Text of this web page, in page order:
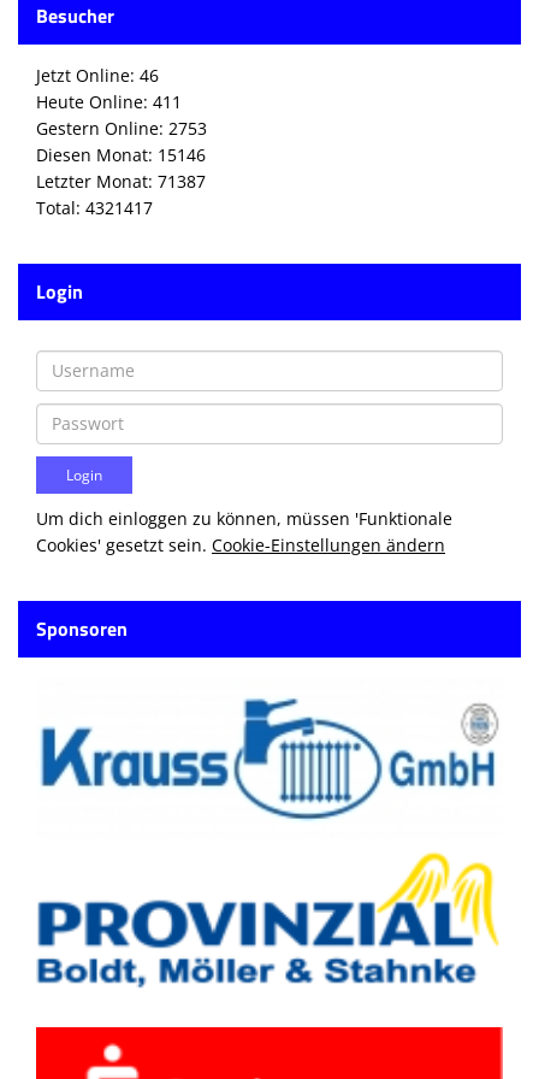
Die SpecialHaie
Teams
Trainer
ALLE SPIELE
HAIE TV
NEWSLETTER
DIE HAIE I Intern
Partner
Besucher
Jetzt Online: 46
Heute Online: 411
Gestern Online: 2753
Diesen Monat: 15146
Letzter Monat: 71387
Total: 4321417
Login
Um dich einloggen zu können, müssen 'Funktionale
Cookies' gesetzt sein. Cookie-Einstellungen ändern
Sponsoren